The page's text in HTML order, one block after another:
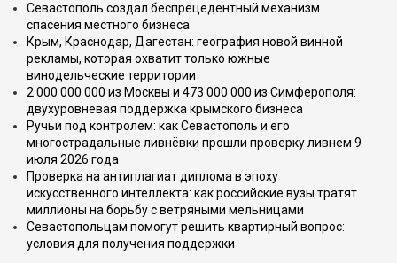
Севастополь создал беспрецедентный механизм
спасения местного бизнеса
Крым, Краснодар, Дагестан: география новой винной
рекламы, которая охватит только южные
винодельческие территории
2 000 000 000 из Москвы и 473 000 000 из Симферополя:
двухуровневая поддержка крымского бизнеса
Ручьи под контролем: как Севастополь и его
многострадальные ливнёвки прошли проверку ливнем 9
июля 2026 года
Проверка на антиплагиат диплома в эпоху
искусственного интеллекта: как российские вузы тратят
миллионы на борьбу с ветряными мельницами
Севастопольцам помогут решить квартирный вопрос:
условия для получения поддержки